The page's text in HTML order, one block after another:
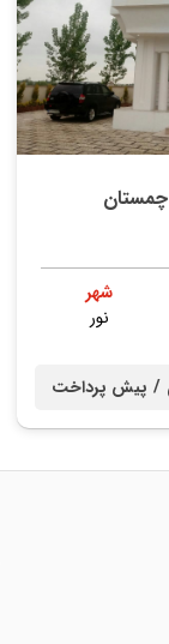
شهر
نور
پیش پرداخت